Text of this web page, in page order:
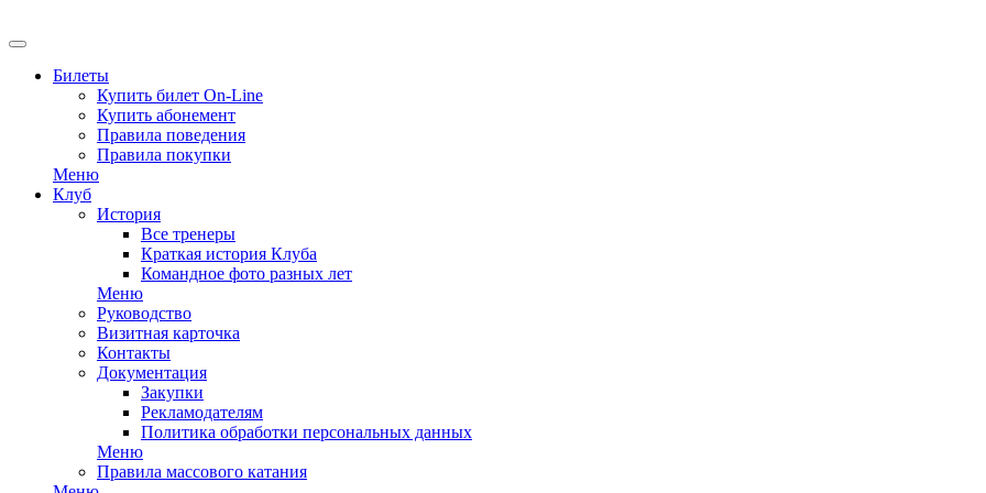
Билеты
Купить билет On-Line
Купить абонемент
Правила поведения
Правила покупки
Меню
Клуб
История
Все тренеры
Краткая история Клуба
Командное фото разных лет
Меню
Руководство
Визитная карточка
Контакты
Документация
Закупки
Рекламодателям
Политика обработки персональных данных
Меню
Правила массового катания